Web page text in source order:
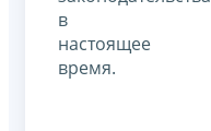
в
настоящее
время.